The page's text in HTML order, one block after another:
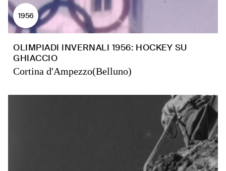
1956
OLIMPIADI INVERNALI 1956: HOCKEY SU
GHIACCIO
Cortina d'Ampezzo(Belluno)